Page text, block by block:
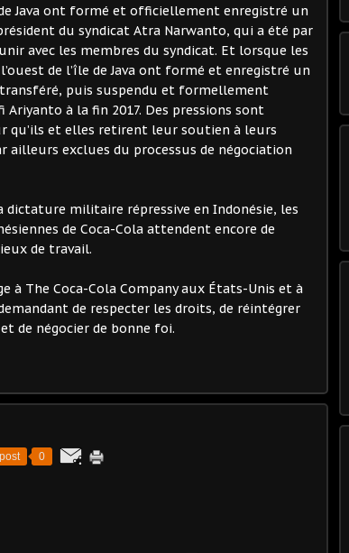
Java ont formé et officiellement enregistré un
du syndicat Atra Narwanto, qui a été par
avec les membres du syndicat. Et lorsque les
de l’île de Java ont formé et enregistré un
puis suspendu et formellement
à la fin 2017. Des pressions sont
qu’ils et elles retirent leur soutien à leurs
ailleurs exclues du processus de négociation
dictature militaire répressive en Indonésie, les
de Coca-Cola attendent encore de
de travail.
à The Coca-Cola Company aux États-Unis et à
de respecter les droits, de réintégrer
de négocier de bonne foi.
0